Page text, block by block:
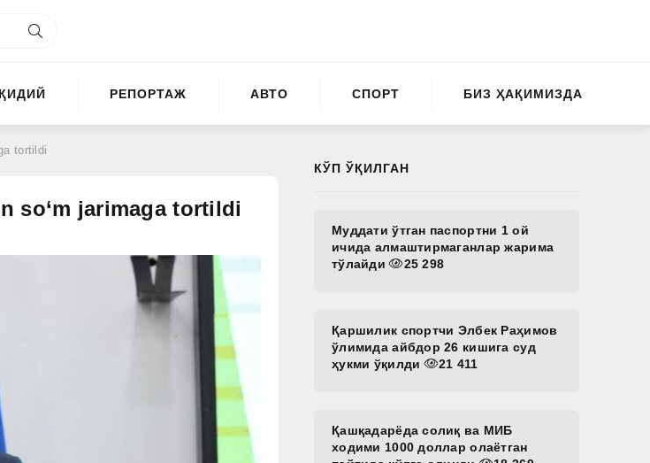
РЕПОРТАЖ АВТО СПОРТ БИЗ ҲАҚИМИЗДА
tortildi
so‘m jarimaga tortildi
КЎП ЎҚИЛГАН
Муддати ўтган паспортни 1 ой
ичида алмаштирмаганлар жарима
тўлайди
25 298
Қаршилик спортчи Элбек Раҳимов
ўлимида айбдор 26 кишига суд
ҳукми ўқилди
21 411
Қашқадарёда солиқ ва МИБ
ходими 1000 доллар олаётган